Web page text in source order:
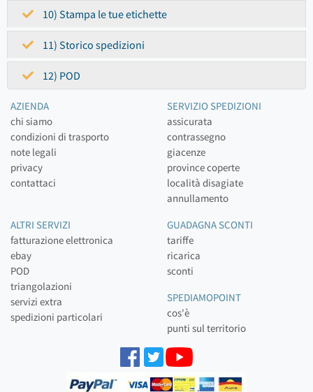
10) Stampa le tue etichette
11) Storico spedizioni
12) POD
AZIENDA
chi siamo
condizioni di trasporto
note legali
privacy
contattaci
SERVIZIO SPEDIZIONI
assicurata
contrassegno
giacenze
province coperte
località disagiate
annullamento
ALTRI SERVIZI
fatturazione elettronica
ebay
POD
triangolazioni
servizi extra
spedizioni particolari
GUADAGNA SCONTI
tariffe
ricarica
sconti
SPEDIAMOPOINT
cos'è
punti sul territorio